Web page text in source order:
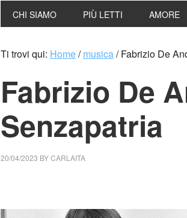
CHI SIAMO PIÙ LETTI AMORE
Ti trovi qui: Home/ musica/Fabrizio De
Fabrizio De
Senzapatria
20/04/2023 BYCARLAITA